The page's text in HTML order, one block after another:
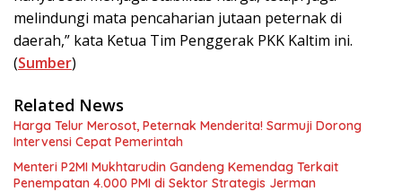
melindungi mata pencaharian jutaan peternak di
daerah,” kata Ketua Tim Penggerak PKK Kaltim ini.
(Sumber)
Related News
Harga Telur Merosot, Peternak Menderita! Sarmuji Dorong
Intervensi Cepat Pemerintah
Menteri P2MI Mukhtarudin Gandeng Kemendag Terkait
Penempatan 4.000 PMI di Sektor Strategis Jerman